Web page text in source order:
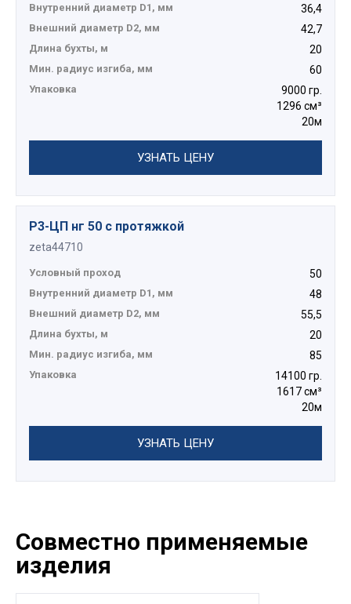
Внутренний диаметр D1, мм 36,4
Внешний диаметр D2, мм 42,7
Длина бухты, м 20
Мин. радиус изгиба, мм 60
Упаковка
9000 гр.
1296 см³
20м
УЗНАТЬ ЦЕНУ
Р3-ЦП нг 50 с протяжкой
zeta44710
Условный проход 50
Внутренний диаметр D1, мм 48
Внешний диаметр D2, мм 55,5
Длина бухты, м 20
Мин. радиус изгиба, мм 85
Упаковка
14100 гр.
1617 см³
20м
УЗНАТЬ ЦЕНУ
Совместно применяемые
изделия